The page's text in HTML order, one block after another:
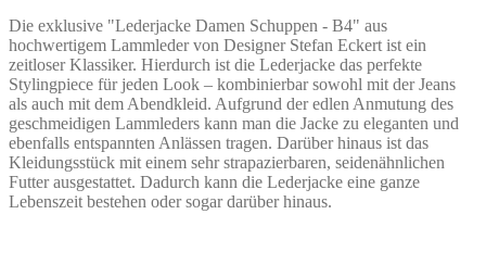
gewählt
werden
Die exklusive "Lederjacke Damen Schuppen - B4" aus
hochwertigem Lammleder von Designer Stefan Eckert ist ein
zeitloser Klassiker. Hierdurch ist die Lederjacke das perfekte
Stylingpiece für jeden Look – kombinierbar sowohl mit der Jeans
als auch mit dem Abendkleid. Aufgrund der edlen Anmutung des
geschmeidigen Lammleders kann man die Jacke zu eleganten und
ebenfalls entspannten Anlässen tragen. Darüber hinaus ist das
Kleidungsstück mit einem sehr strapazierbaren, seidenähnlichen
Futter ausgestattet. Dadurch kann die Lederjacke eine ganze
Lebenszeit bestehen oder sogar darüber hinaus.